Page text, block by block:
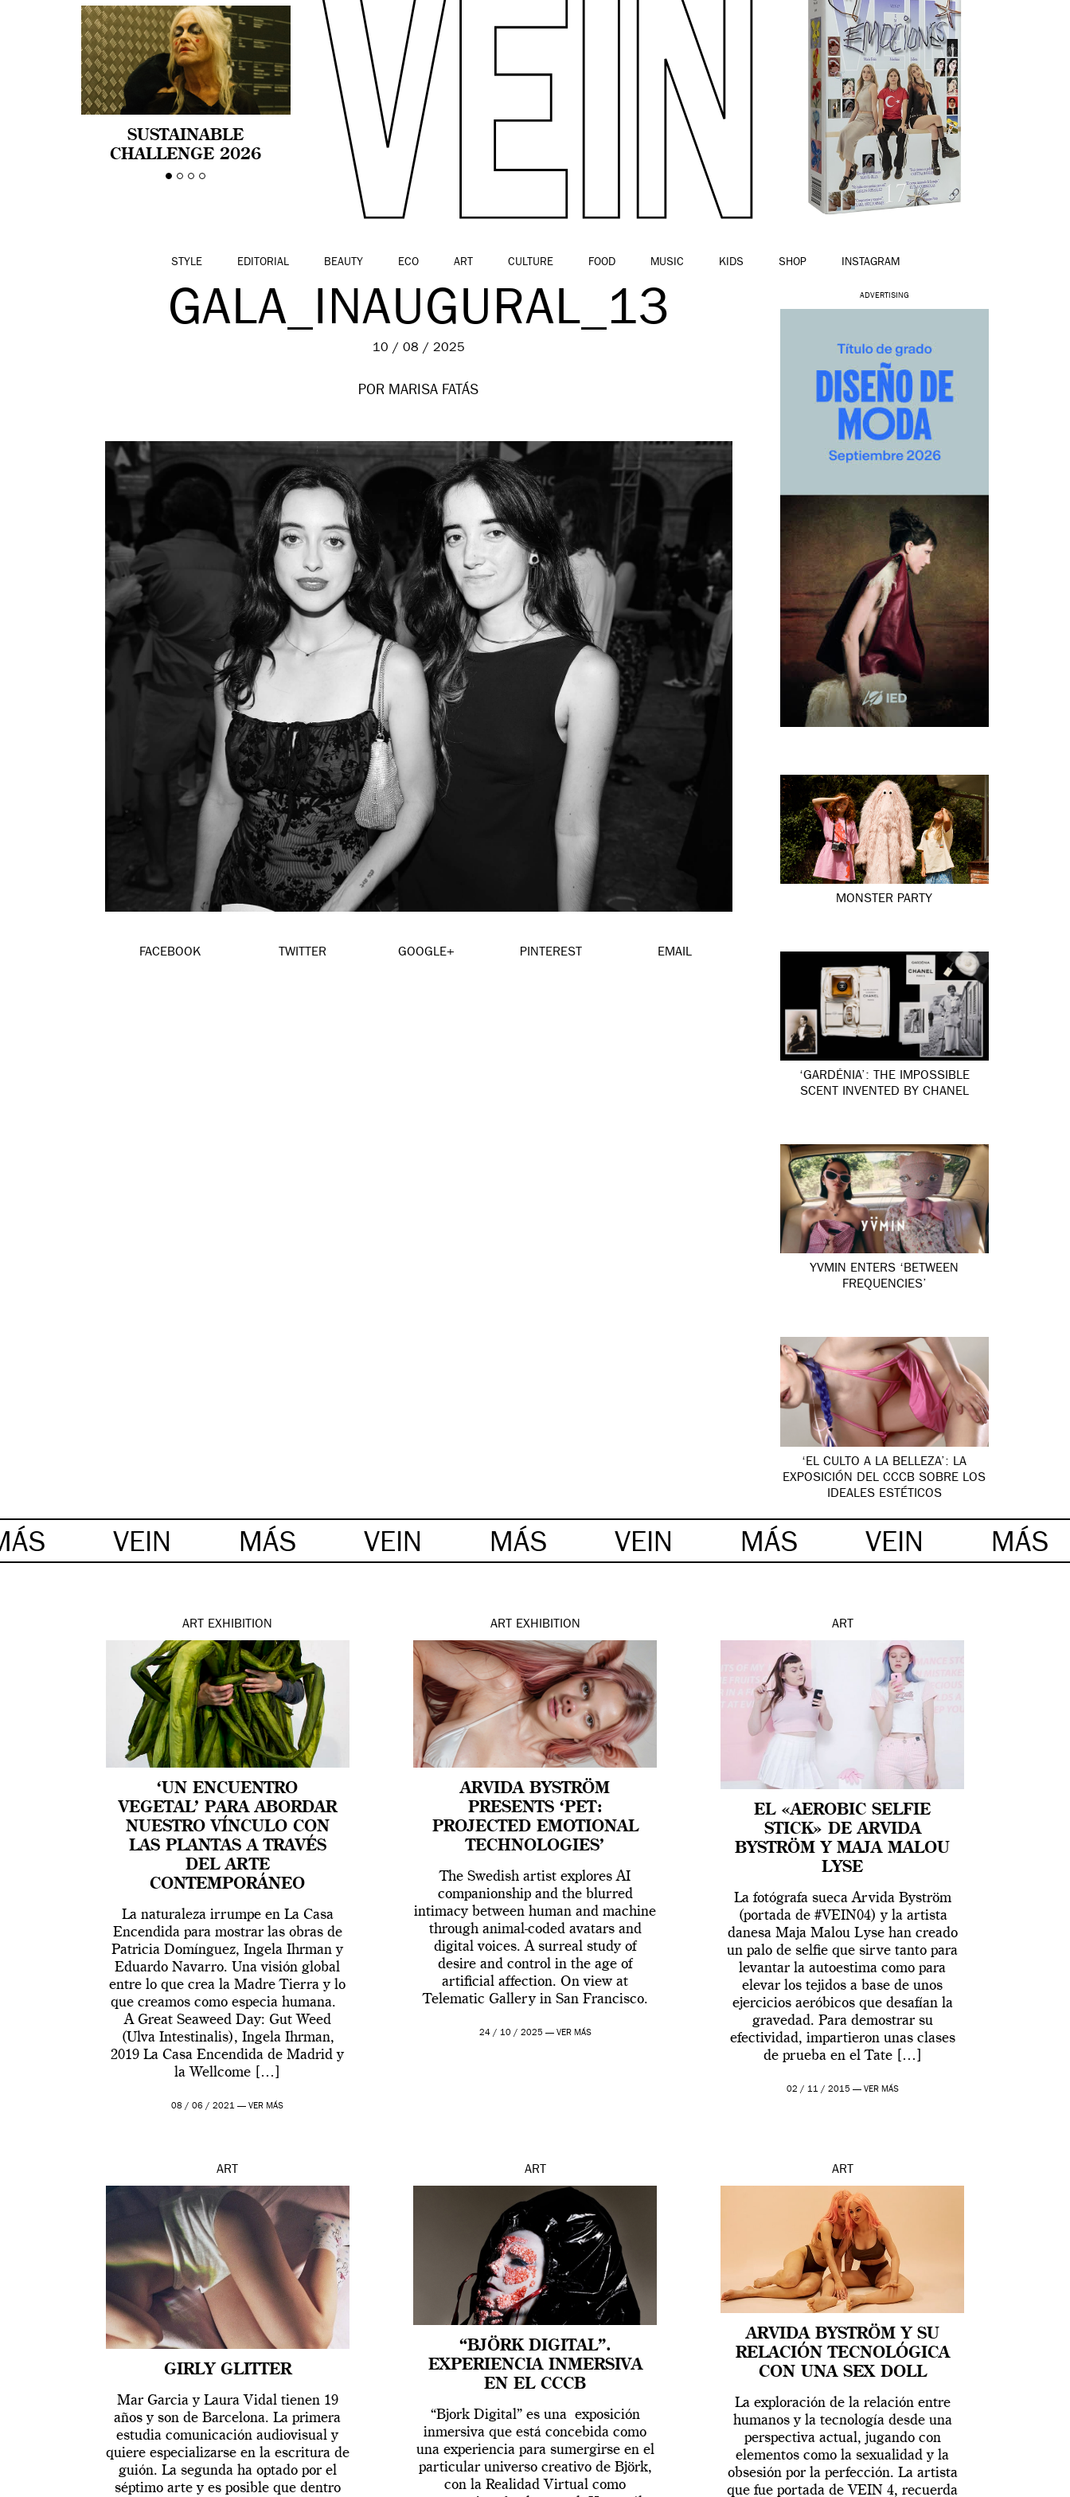
SUSTAINABLE
CHALLENGE 2026
CELEBRA LA
STYLE EDITORIAL BEAUTY ECO ART CULTURE FOOD MUSIC KIDS SHOP INSTAGRAM
GALA_INAUGURAL_13
10 / 08 / 2025
POR MARISA FATÁS
FACEBOOK TWITTER GOOGLE+ PINTEREST EMAIL
ADVERTISING
MONSTER PARTY
‘GARDÉNIA’: THE IMPOSSIBLE
SCENT INVENTED BY CHANEL
YVMIN ENTERS ‘BETWEEN
FREQUENCIES’
‘EL CULTO A LA BELLEZA’: LA
EXPOSICIÓN DEL CCCB SOBRE LOS
IDEALES ESTÉTICOS
VEIN MÁS VEIN MÁS VEIN MÁS VEIN MÁS
ART EXHIBITION
‘UN ENCUENTRO
VEGETAL’ PARA ABORDAR
NUESTRO VÍNCULO CON
LAS PLANTAS A TRAVÉS
DEL ARTE
CONTEMPORÁNEO
La naturaleza irrumpe en La Casa
Encendida para mostrar las obras de
Patricia Domínguez, Ingela Ihrman y
Eduardo Navarro. Una visión global
entre lo que crea la Madre Tierra y lo
que creamos como especia humana.
A Great Seaweed Day: Gut Weed
(Ulva Intestinalis), Ingela Ihrman,
2019 La Casa Encendida de Madrid y
la Wellcome […]
08 / 06 / 2021 —VER MÁS
ART EXHIBITION
ARVIDA BYSTRÖM
PRESENTS ‘PET:
PROJECTED EMOTIONAL
TECHNOLOGIES’
The Swedish artist explores AI
companionship and the blurred
intimacy between human and machine
through animal-coded avatars and
digital voices. A surreal study of
desire and control in the age of
artificial affection. On view at
Telematic Gallery in San Francisco.
24 / 10 / 2025 — VER MÁS
ART
EL «AEROBIC SELFIE
STICK» DE ARVIDA
BYSTRÖM Y MAJA MALOU
LYSE
La fotógrafa sueca Arvida Byström
(portada de #VEIN04) y la artista
danesa Maja Malou Lyse han creado
un palo de selfie que sirve tanto para
levantar la autoestima como para
elevar los tejidos a base de unos
ejercicios aeróbicos que desafían la
gravedad. Para demostrar su
efectividad, impartieron unas clases
de prueba en el Tate […]
02 / 11 / 2015 — VER MÁS
ART
GIRLY GLITTER
Mar Garcia y Laura Vidal tienen 19
años y son de Barcelona. La primera
estudia comunicación audiovisual y
quiere especializarse en la escritura de
guión. La segunda ha optado por el
séptimo arte y es posible que dentro
ART
“BJÖRK DIGITAL”.
EXPERIENCIA INMERSIVA
EN EL CCCB
“Bjork Digital” es una exposición
inmersiva que está concebida como
una experiencia para sumergirse en el
particular universo creativo de Björk,
con la Realidad Virtual como
ART
ARVIDA BYSTRÖM Y SU
RELACIÓN TECNOLÓGICA
CON UNA SEX DOLL
La exploración de la relación entre
humanos y la tecnología desde una
perspectiva actual, jugando con
elementos como la sexualidad y la
obsesión por la perfección. La artista
que fue portada de VEIN 4, recuerda